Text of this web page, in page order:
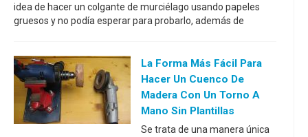
idea de hacer un colgante de murciélago usando papeles
gruesos y no podía esperar para probarlo, además de
La Forma Más Fácil Para
Hacer Un Cuenco De
Madera Con Un Torno A
Mano Sin Plantillas
Se trata de una manera única